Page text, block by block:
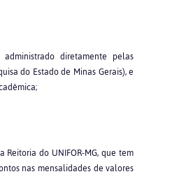
diretamente pelas
do Estado de Minas Gerais), e
do UNIFOR-MG, que tem
nas mensalidades de valores